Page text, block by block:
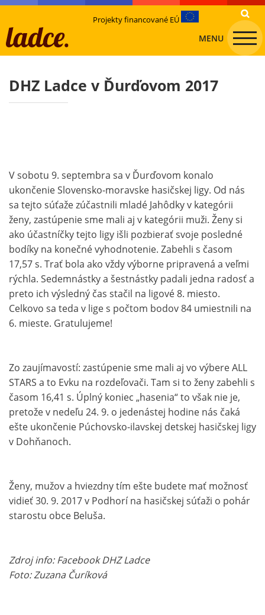
Projekty financované EÚ
MENU
DHZ Ladce v Ďurďovom 2017
V sobotu 9. septembra sa v Ďurďovom konalo
ukončenie Slovensko-moravske hasičskej ligy. Od nás
sa tejto súťaže zúčastnili mladé Jahôdky v kategórii
ženy, zastúpenie sme mali aj v kategórii muži. Ženy si
ako účastníčky tejto ligy išli pozbierať svoje posledné
bodíky na konečné vyhodnotenie. Zabehli s časom
17,57 s. Trať bola ako vždy výborne pripravená a veľmi
rýchla. Sedemnástky a šestnástky padali jedna radosť a
preto ich výsledný čas stačil na ligové 8. miesto.
Celkovo sa teda v lige s počtom bodov 84 umiestnili na
6. mieste. Gratulujeme!
Zo zaujímavostí: zastúpenie sme mali aj vo výbere ALL
STARS a to Evku na rozdeľovači. Tam si to ženy zabehli s
časom 16,41 s. Úplný koniec „hasenia“ to však nie je,
pretože v nedeľu 24. 9. o jedenástej hodine nás čaká
ešte ukončenie Púchovsko-ilavskej detskej hasičskej ligy
v Dohňanoch.
Ženy, mužov a hviezdny tím ešte budete mať možnosť
vidieť 30. 9. 2017 v Podhorí na hasičskej súťaži o pohár
starostu obce Beluša.
Zdroj info: Facebook DHZ Ladce
Foto: Zuzana Čuríková